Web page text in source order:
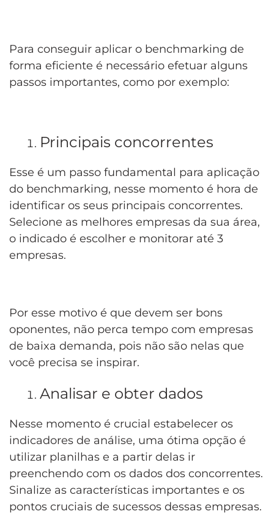
Para conseguir aplicar o benchmarking de
forma eficiente é necessário efetuar alguns
passos importantes, como por exemplo:
Principais concorrentes
Esse é um passo fundamental para aplicação
do benchmarking, nesse momento é hora de
identificar os seus principais concorrentes.
Selecione as melhores empresas da sua área,
o indicado é escolher e monitorar até 3
empresas.
Por esse motivo é que devem ser bons
oponentes, não perca tempo com empresas
de baixa demanda, pois não são nelas que
você precisa se inspirar.
Analisar e obter dados
Nesse momento é crucial estabelecer os
indicadores de análise, uma ótima opção é
utilizar planilhas e a partir delas ir
preenchendo com os dados dos concorrentes.
Sinalize as características importantes e os
pontos cruciais de sucessos dessas empresas.